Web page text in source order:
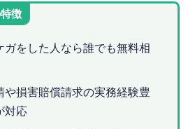
徴
ガをした人なら誰でも無料相
や損害賠償請求の実務経験豊
対応